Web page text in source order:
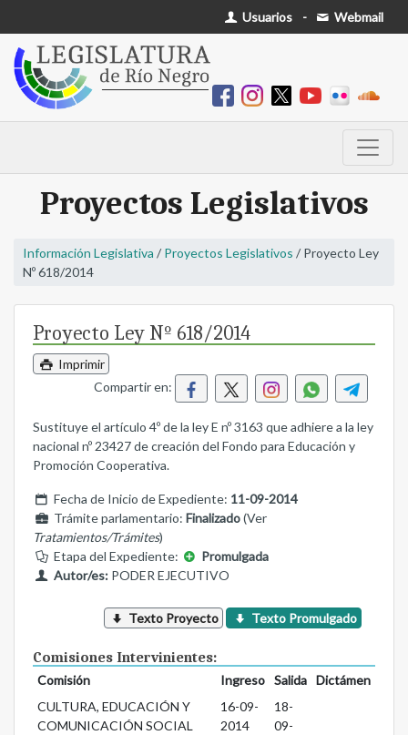
Usuarios - Webmail
Proyectos Legislativos
Información Legislativa / Proyectos Legislativos / Proyecto Ley
Nº 618/2014
Proyecto Ley Nº 618/2014
Imprimir
Compartir en:
Sustituye el artículo 4º de la ley E nº 3163 que adhiere a la ley
nacional nº 23427 de creación del Fondo para Educación y
Promoción Cooperativa.
Fecha de Inicio de Expediente: 11-09-2014
Trámite parlamentario: Finalizado(Ver
Tratamientos/Trámites)
Etapa del Expediente:
Promulgada
Autor/es:PODER EJECUTIVO
Texto Proyecto Texto Promulgado
Comisiones Intervinientes:
Comisión Ingreso Salida
Dictámen
CULTURA, EDUCACIÓN Y
COMUNICACIÓN SOCIAL
16-09-
2014
18-
09-